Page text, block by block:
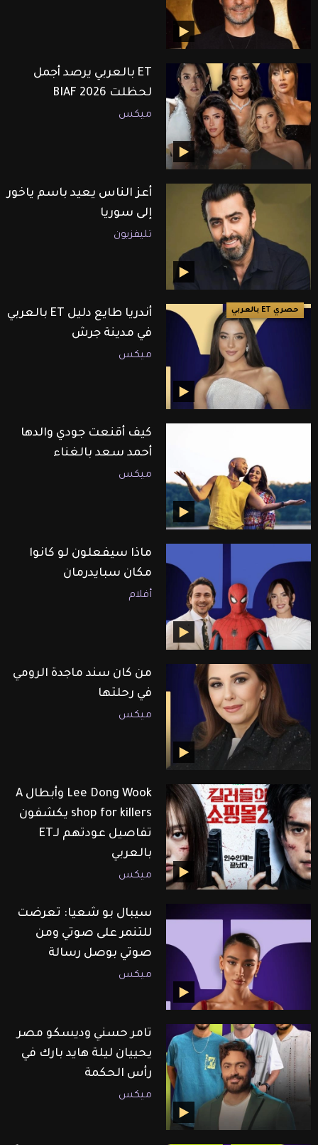
ET بالعربي يرصد أجمل
لحظلت BIAF 2026
ميكس
أعز الناس يعيد باسم ياخور
إلى سوريا
تليفزيون
حصري ET بالعربي
أندريا طايع دليل ET بالعربي
في مدينة جرش
ميكس
كيف أقنعت جودي والدها
أحمد سعد بالغناء
ميكس
ماذا سيفعلون لو كانوا
مكان سبايدرمان
أفلام
من كان سند ماجدة الرومي
في رحلتها
ميكس
Lee Dong Wook وأبطال A
shop for killers يكشفون
تفاصيل عودتهم لـET
بالعربي
ميكس
سيبال بو شعيا: تعرضت
للتنمر على صوتي ومن
صوتي بوصل رسالة
ميكس
تامر حسني وديسكو مصر
يحييان ليلة هايد بارك في
رأس الحكمة
ميكس